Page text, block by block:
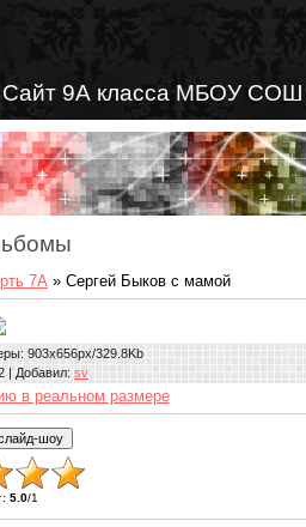
Сайт 9А класса МБОУ СОШ
7А » Сергей Быков с мамой
: 903x656px/329.8Kb
| Добавил: sv
в реальном размере
: 5.0/1